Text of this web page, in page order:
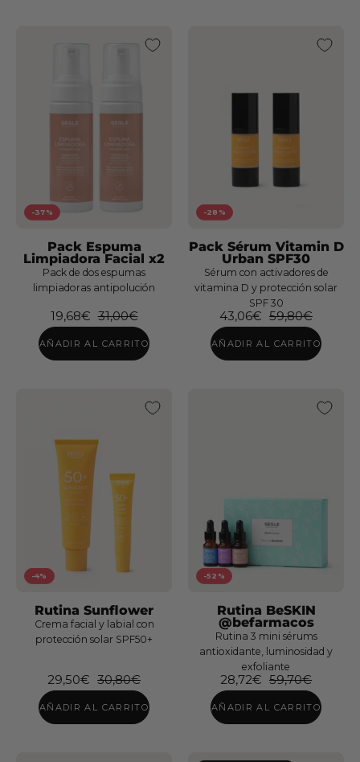
IN&OUT
Tratamiento
Antiacné-
Gel
Crema
Facial
Body
&
Hair
SPF
50+
Pack
Solar
Crema
50+
Solar
Spray
Body
&
SPF
50+
-37%
Pack Espuma
Limpiadora Facial x2
Pack de dos espumas
limpiadoras antipolución
19,68€ 31,00€
AÑADIR AL CARRITO
-28%
Pack Sérum Vitamin D
Urban SPF30
Sérum con activadores de
vitamina D y protección solar
SPF 30
43,06€ 59,80€
AÑADIR AL CARRITO
-4%
Rutina Sunflower
Crema facial y labial con
protección solar SPF50+
29,50€ 30,80€
AÑADIR AL CARRITO
-52%
Rutina BeSKIN
@befarmacos
Rutina 3 mini sérums
antioxidante, luminosidad y
exfoliante
28,72€ 59,70€
AÑADIR AL CARRITO